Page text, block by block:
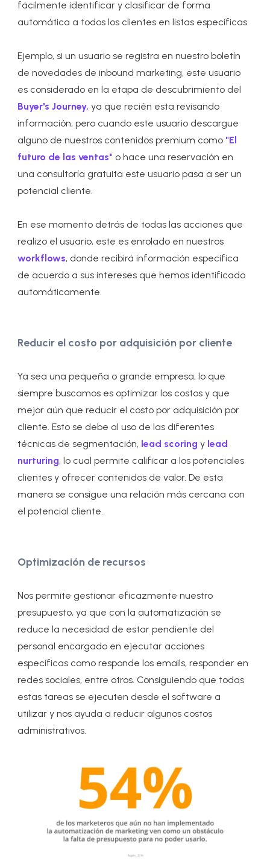
fácilmente identificar y clasificar de forma
automática a todos los clientes en listas específicas.
Ejemplo, si un usuario se registra en nuestro boletín
de novedades de inbound marketing, este usuario
es considerado en la etapa de descubrimiento del
Buyer's Journey,ya que recién esta revisando
información, pero cuando este usuario descargue
alguno de nuestros contenidos premium como "El
futuro de las ventas" o hace una reservación en
una consultoría gratuita este usuario pasa a ser un
potencial cliente.
En ese momento detrás de todas las acciones que
realizo el usuario, este es enrolado en nuestros
workflows, donde recibirá información específica
de acuerdo a sus intereses que hemos identificado
automáticamente.
Reducir el costo por adquisición por cliente
Ya sea una pequeña o grande empresa, lo que
siempre buscamos es optimizar los costos y que
mejor aún que reducir el costo por adquisición por
cliente. Esto se debe al uso de las diferentes
técnicas de segmentación, lead scoring y lead
nurturing, lo cual permite calificar a los potenciales
clientes y ofrecer contenidos de valor. De esta
manera se consigue una relación más cercana con
el potencial cliente.
Optimización de recursos
Nos permite gestionar eficazmente nuestro
presupuesto, ya que con la automatización se
reduce la necesidad de estar pendiente del
personal encargado en ejecutar acciones
específicas como responde los emails, responder en
redes sociales, entre otros. Consiguiendo que todas
estas tareas se ejecuten desde el software a
utilizar y nos ayuda a reducir algunos costos
administrativos.